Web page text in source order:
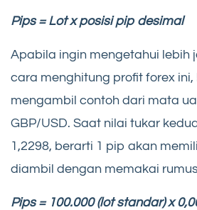
Pips = Lot x posisi pip desimal
Apabila ingin mengetahui lebih
cara menghitung profit forex ini,
mengambil contoh dari mata
GBP/USD. Saat nilai tukar
1,2298, berarti 1 pip akan
diambil dengan memakai
Pips = 100.000 (lot standar) x